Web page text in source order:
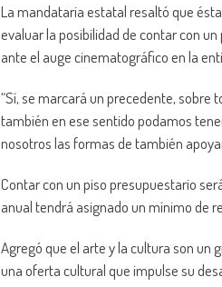
La mandataria estatal resaltó que
evaluar la posibilidad de contar con
ante el auge cinematográfico en la
“Sí, se marcará un precedente, sobre
también en ese sentido podamos
nosotros las formas de también
Contar con un piso presupuestario
anual tendrá asignado un mínimo de
Agregó que el arte y la cultura son un
una oferta cultural que impulse su